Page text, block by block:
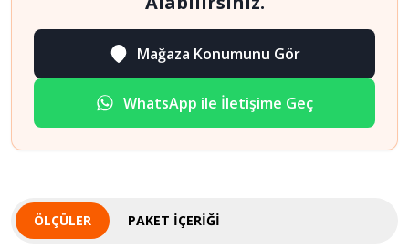
Mağaza Konumunu Gör
WhatsApp ile İletişime Geç
ÖLÇÜLER PAKET İÇERIĞI